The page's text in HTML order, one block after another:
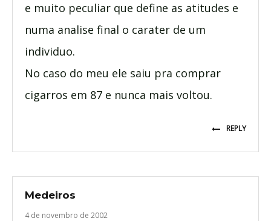
e muito peculiar que define as atitudes e
numa analise final o carater de um
individuo.
No caso do meu ele saiu pra comprar
cigarros em 87 e nunca mais voltou.
REPLY
Medeiros
4 de novembro de 2002